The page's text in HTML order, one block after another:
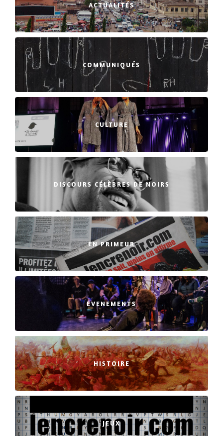
ACTUALITÉS
COMMUNIQUÉS
CULTURE
DISCOURS CÉLÈBRES DE NOIRS
EN PRIMEUR
EVENEMENTS
HISTOIRE
JEUX